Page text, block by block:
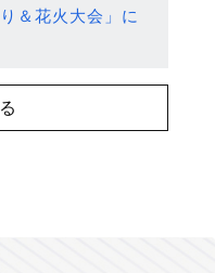
＆花火大会」に